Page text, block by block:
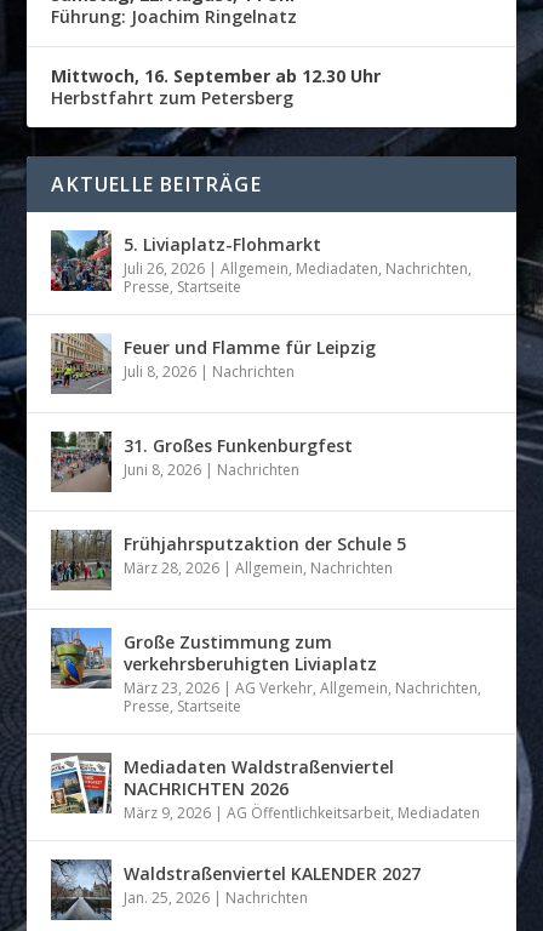
Führung: Joachim Ringelnatz
Mittwoch, 16. September ab 12.30 Uhr
Herbstfahrt zum Petersberg
AKTUELLE BEITRÄGE
5. Liviaplatz-Flohmarkt
Juli 26, 2026 |Allgemein, Mediadaten, Nachrichten,
Presse, Startseite
Feuer und Flamme für Leipzig
Juli 8, 2026 | Nachrichten
31. Großes Funkenburgfest
Juni 8, 2026 | Nachrichten
Frühjahrsputzaktion der Schule 5
März 28, 2026 |Allgemein, Nachrichten
Große Zustimmung zum
verkehrsberuhigten Liviaplatz
März 23, 2026 |AG Verkehr,Allgemein, Nachrichten,
Presse, Startseite
Mediadaten Waldstraßenviertel
NACHRICHTEN 2026
März 9, 2026 |AG Öffentlichkeitsarbeit, Mediadaten
Waldstraßenviertel KALENDER 2027
Jan. 25, 2026 | Nachrichten